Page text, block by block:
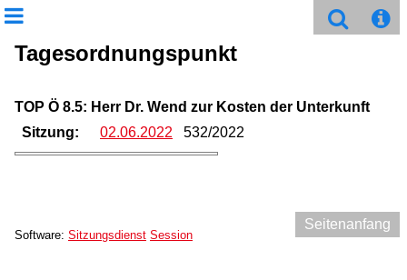
Tagesordnungspunkt
TOP Ö 8.5: Herr Dr. Wend zur Kosten der Unterkunft
Sitzung:
02.06.2022 532/2022
Seitenanfang
Software: Sitzungsdienst Session